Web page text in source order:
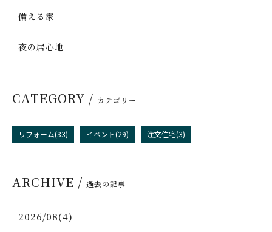
備える家
夜の居心地
CATEGORY / カテゴリー
リフォーム(33) イベント(29) 注文住宅(3)
ARCHIVE / 過去の記事
2026/08(4)